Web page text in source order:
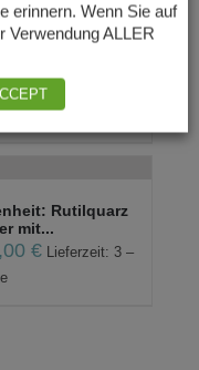
Rosaquarz
€ Lieferzeit: 3 – 5
Rutilquarz
mit...
€
Lieferzeit: 3 –
erinnern. Wenn Sie auf
Verwendung ALLER